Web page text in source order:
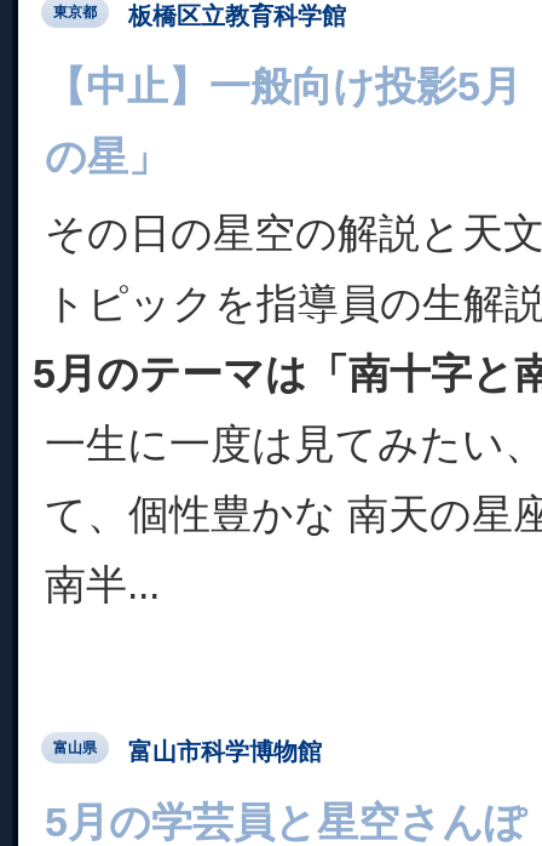
東京都 板橋区立教育科学館
【中止】一般向け投影5
の星」
その日の星空の解説と天
トピックを指導員の生解
5月のテーマは「南十字と
一生に一度は見てみたい
て、個性豊かな 南天の星
南半...
富山県 富山市科学博物館
5月の学芸員と星空さんぽ